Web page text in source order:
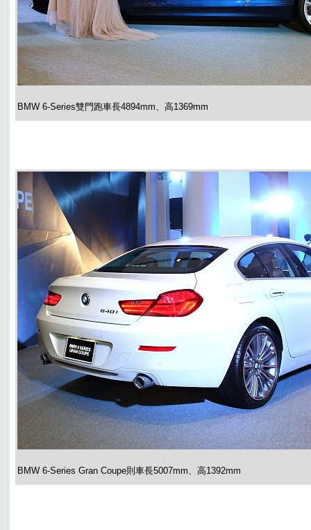
BMW 6-Series雙門跑車長4894mm、高1369mm
BMW 6-Series Gran Coupe則車長5007mm、高1392mm